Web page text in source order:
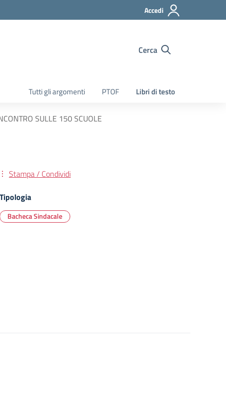
Accedi
Cerca
Tutti gli argomenti PTOF Libri di testo
SULLE 150 SCUOLE
Stampa / Condividi
Tipologia
Bacheca Sindacale